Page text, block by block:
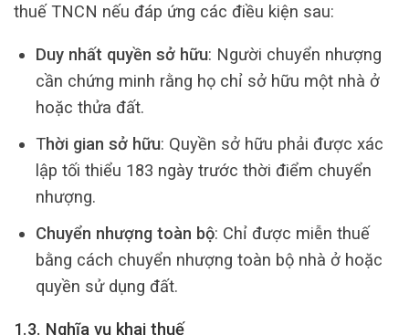
thuế TNCN nếu đáp ứng các điều kiện sau:
Duy nhất quyền sở hữu: Người chuyển nhượng
cần chứng minh rằng họ chỉ sở hữu một nhà ở
hoặc thửa đất.
Thời gian sở hữu: Quyền sở hữu phải được xác
lập tối thiểu 183 ngày trước thời điểm chuyển
nhượng.
Chuyển nhượng toàn bộ: Chỉ được miễn thuế
bằng cách chuyển nhượng toàn bộ nhà ở hoặc
quyền sử dụng đất.
1.3. Nghĩa vụ khai thuế